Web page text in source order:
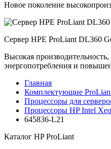
Новое поколение
Сервер HPE ProLiant DL360
Высокая
энергопотребления и
Главная
Комплектующие
Процессоры для
Процессоры HP Intel
645836-L21
Каталог HP ProLiant